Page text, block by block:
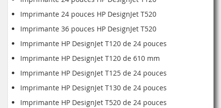
Imprimante 24 pouces HP DesignJet T520
Imprimante 36 pouces HP DesignJet T520
Imprimante HP DesignJet T120 de 24 pouces
Imprimante HP DesignJet T120 de 610 mm
Imprimante HP DesignJet T125 de 24 pouces
Imprimante HP DesignJet T130 de 24 pouces
Imprimante HP DesignJet T520 de 24 pouces